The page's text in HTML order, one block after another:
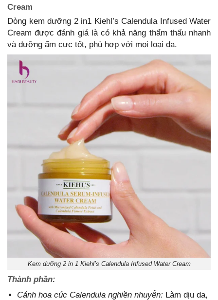
Cream
Dòng kem dưỡng 2 in1 Kiehl’s Calendula Infused Water
Cream được đánh giá là có khả năng thẩm thấu nhanh
và dưỡng ẩm cực tốt, phù hợp với mọi loại da.
Kem dưỡng 2 in 1 Kiehl’s Calendula Infused Water Cream
Thành phần:
Cánh hoa cúc Calendula nghiền nhuyễn: Làm dịu da,